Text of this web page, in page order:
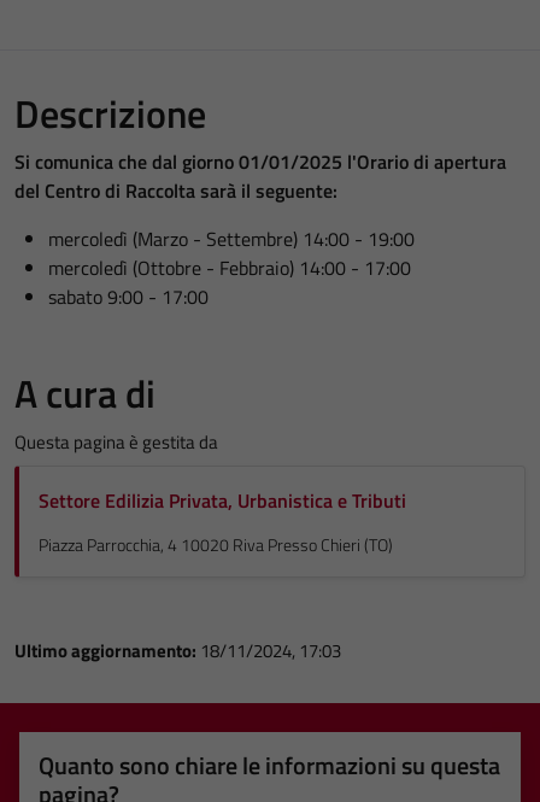
Descrizione
Si comunica che dal giorno 01/01/2025 l'Orario di apertura
del Centro di Raccolta sarà il seguente:
mercoledì (Marzo - Settembre) 14:00 - 19:00
mercoledì (Ottobre - Febbraio) 14:00 - 17:00
sabato 9:00 - 17:00
A cura di
Questa pagina è gestita da
Settore Edilizia Privata, Urbanistica e Tributi
Piazza Parrocchia, 4 10020 Riva Presso Chieri (TO)
Ultimo aggiornamento: 18/11/2024, 17:03
Quanto sono chiare le informazioni su questa
pagina?